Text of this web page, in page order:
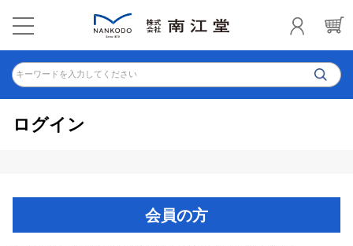
キーワードを入力してください
ログイン
会員の方